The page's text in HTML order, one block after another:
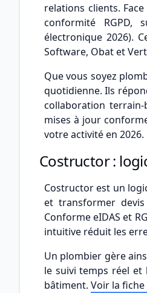
relations clients.
conformité RGPD,
électronique 2026).
Software, Obat et
Que vous soyez
quotidienne. Ils
collaboration
mises à jour
votre activité en 2026.
Costructor :
Costructor est un
et transformer
Conforme eIDAS et
intuitive réduit les
Un plombier gère
le suivi temps réel et
bâtiment. Voir la